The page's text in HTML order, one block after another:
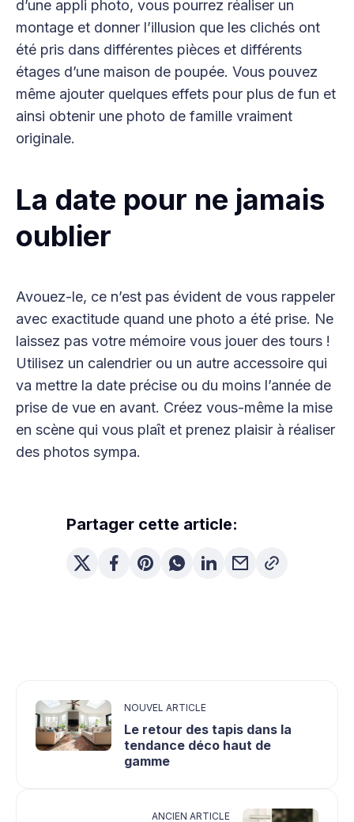
d’une appli photo, vous pourrez réaliser un
montage et donner l’illusion que les clichés ont
été pris dans différentes pièces et différents
étages d’une maison de poupée. Vous pouvez
même ajouter quelques effets pour plus de fun et
ainsi obtenir une photo de famille vraiment
originale.
La date pour ne jamais
oublier
Avouez-le, ce n’est pas évident de vous rappeler
avec exactitude quand une photo a été prise. Ne
laissez pas votre mémoire vous jouer des tours !
Utilisez un calendrier ou un autre accessoire qui
va mettre la date précise ou du moins l’année de
prise de vue en avant. Créez vous-même la mise
en scène qui vous plaît et prenez plaisir à réaliser
des photos sympa.
Partager cette article:
NOUVEL ARTICLE
Le retour des tapis dans la
tendance déco haut de
gamme
ANCIEN ARTICLE